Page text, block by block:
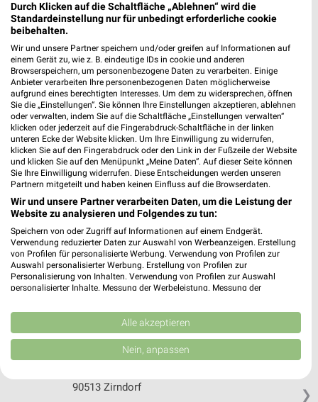
Pfannenschmiedsgasse 1
Heute 10:00 - 20:00 Uhr | Geschlossen
378,16 km
MediaMarkt Saturn Nürnberg
Virnsberger Str. 2-4
90431 Nürnberg
Heute 10:00 - 19:00 Uhr | Geschlossen
380,90 km • Angebote: 1 Prospekt
EURONICS Elektro Ray Puschendorf
Gartenstraße 26
90617 Puschendorf
Heute 09:00 - 12:00 Uhr | Geschlossen
378,37 km • Angebote: 1 Prospekt
❯
Metz Zirndorf
90513 Zirndorf
Durch Klicken auf die Schaltfläche „Ablehnen“ wird die
Standardeinstellung nur für unbedingt erforderliche cookie
beibehalten.
Wir und unsere Partner speichern und/oder greifen auf Informationen auf
einem Gerät zu, wie z. B. eindeutige IDs in cookie und anderen
Browserspeichern, um personenbezogene Daten zu verarbeiten. Einige
Anbieter verarbeiten Ihre personenbezogenen Daten möglicherweise
aufgrund eines berechtigten Interesses. Um dem zu widersprechen, öffnen
Sie die „Einstellungen“. Sie können Ihre Einstellungen akzeptieren, ablehnen
oder verwalten, indem Sie auf die Schaltfläche „Einstellungen verwalten“
klicken oder jederzeit auf die Fingerabdruck-Schaltfläche in der linken
unteren Ecke der Website klicken. Um Ihre Einwilligung zu widerrufen,
klicken Sie auf den Fingerabdruck oder den Link in der Fußzeile der Website
und klicken Sie auf den Menüpunkt „Meine Daten“. Auf dieser Seite können
Sie Ihre Einwilligung widerrufen. Diese Entscheidungen werden unseren
Partnern mitgeteilt und haben keinen Einfluss auf die Browserdaten.
Wir und unsere Partner verarbeiten Daten, um die Leistung der
Website zu analysieren und Folgendes zu tun:
Speichern von oder Zugriff auf Informationen auf einem Endgerät.
Verwendung reduzierter Daten zur Auswahl von Werbeanzeigen. Erstellung
von Profilen für personalisierte Werbung. Verwendung von Profilen zur
Auswahl personalisierter Werbung. Erstellung von Profilen zur
Personalisierung von Inhalten. Verwendung von Profilen zur Auswahl
personalisierter Inhalte. Messung der Werbeleistung. Messung der
Kombinationen von Daten aus verschiedenen Quellen. Entwicklung und
Verbesserung der Angebote. Verwendung reduzierter Daten zur Auswahl
von Inhalten.
Daten können außerhalb der Europäischen Union weitergegeben und in die
USA gesendet werden.
Website/App.
Alle akzeptieren
Nein, anpassen